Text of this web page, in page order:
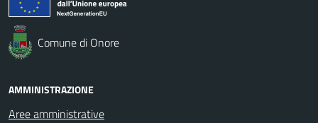
Comune di Onore
AMMINISTRAZIONE
Aree amministrative